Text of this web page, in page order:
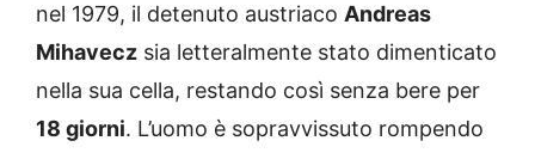
nel 1979, il detenuto austriaco Andreas
Mihavecz sia letteralmente stato dimenticato
nella sua cella, restando così senza bere per
18 giorni. L’uomo è sopravvissuto rompendo